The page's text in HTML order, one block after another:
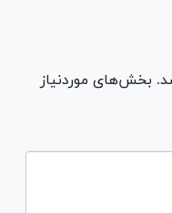
بخش‌های موردنیاز